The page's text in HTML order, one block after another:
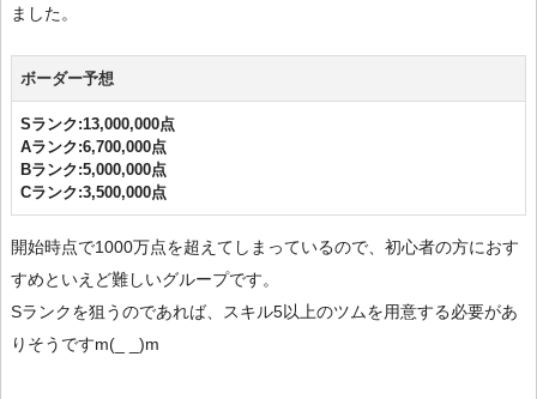
ました。
ボーダー予想
Sランク:13,000,000点
Aランク:6,700,000点
Bランク:5,000,000点
Cランク:3,500,000点
開始時点で1000万点を超えてしまっているので、初心者の方におす
すめといえど難しいグループです。
Sランクを狙うのであれば、スキル5以上のツムを用意する必要があ
りそうですm(_ _)m